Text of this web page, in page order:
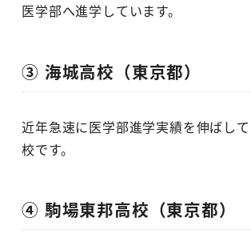
医学部へ進学しています。
③ 海城高校（東京都）
近年急速に医学部進学実績を伸ばし
校です。
④ 駒場東邦高校（東京都）